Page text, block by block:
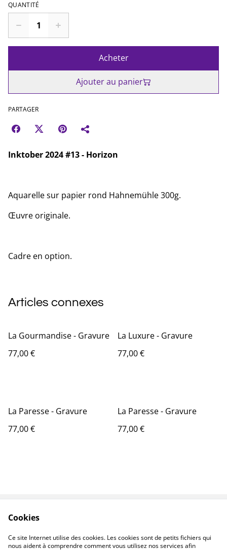
QUANTITÉ
Acheter
Ajouter au panier
PARTAGER
Inktober 2024 #13 - Horizon
Aquarelle sur papier rond Hahnemühle 300g.
Œuvre originale.
Cadre en option.
Articles connexes
La Gourmandise - Gravure
77,00 €
La Luxure - Gravure
77,00 €
La Paresse - Gravure
77,00 €
La Paresse - Gravure
77,00 €
Politique de
confidentialité
Politique de cookies
Cookies
Ce site Internet utilise des cookies. Les cookies sont de petits fichiers qui
nous aident à comprendre comment vous utilisez nos services afin